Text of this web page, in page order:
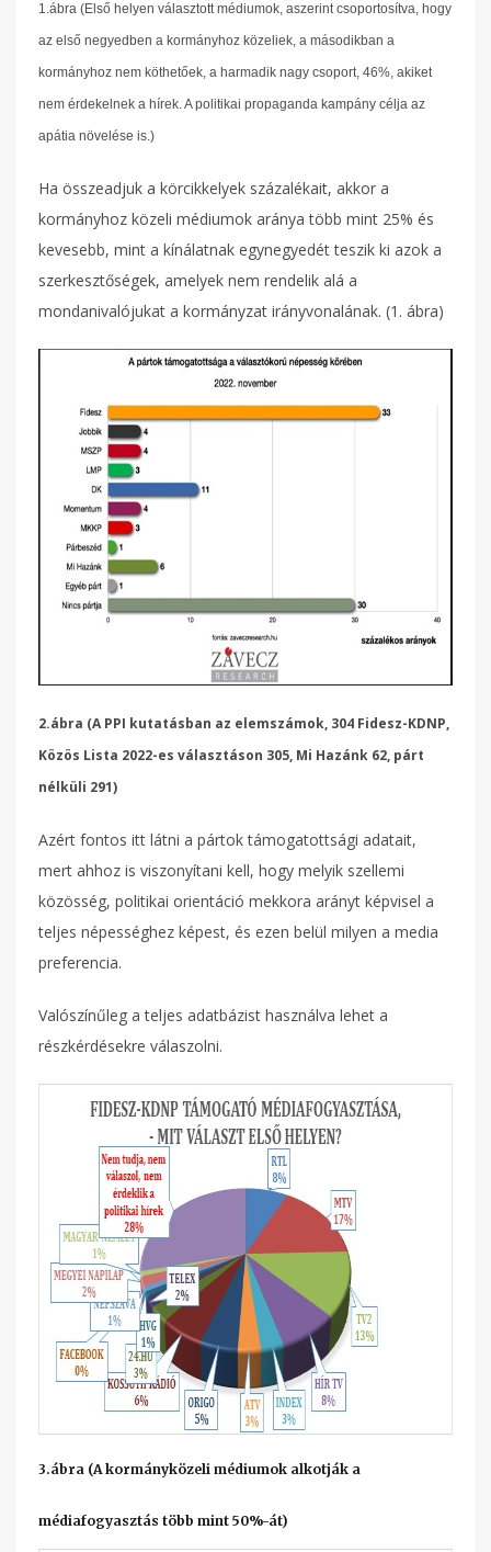
1.ábra (Első helyen választott médiumok, aszerint csoportosítva, hogy
az első negyedben a kormányhoz közeliek, a másodikban a
kormányhoz nem köthetőek, a harmadik nagy csoport, 46%, akiket
nem érdekelnek a hírek. A politikai propaganda kampány célja az
apátia növelése is.)
Ha összeadjuk a körcikkelyek százalékait, akkor a
kormányhoz közeli médiumok aránya több mint 25% és
kevesebb, mint a kínálatnak egynegyedét teszik ki azok a
szerkesztőségek, amelyek nem rendelik alá a
mondanivalójukat a kormányzat irányvonalának. (1. ábra)
2.ábra (A PPI kutatásban az elemszámok, 304 Fidesz-KDNP,
Közös Lista 2022-es választáson 305, Mi Hazánk 62, párt
nélküli 291)
Azért fontos itt látni a pártok támogatottsági adatait,
mert ahhoz is viszonyítani kell, hogy melyik szellemi
közösség, politikai orientáció mekkora arányt képvisel a
teljes népességhez képest, és ezen belül milyen a media
preferencia.
Valószínűleg a teljes adatbázist használva lehet a
részkérdésekre válaszolni.
3.ábra (A kormányközeli médiumok alkotják a
médiafogyasztás több mint 50%-át)